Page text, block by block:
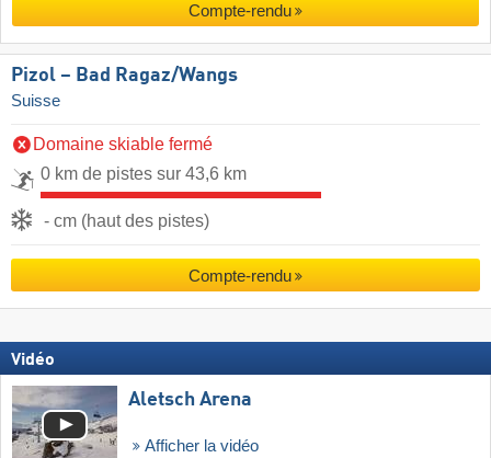
Compte-rendu
Pizol – Bad Ragaz/​Wangs
Suisse
Domaine skiable fermé
0 km de pistes sur 43,6 km
- cm (haut des pistes)
Compte-rendu
Vidéo
Aletsch Arena
Afficher la vidéo